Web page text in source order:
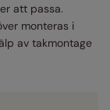
att passa.
monteras i
av takmontage